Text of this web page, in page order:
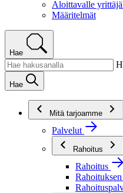
Aloittavalle
Määritelmät
Hae
Hae
Mitä tarjoamme
Palvelut
Rahoitus
Rahoitus